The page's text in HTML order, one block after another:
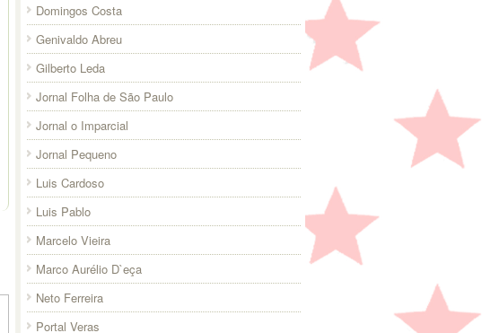
Domingos Costa
Genivaldo Abreu
Gilberto Leda
Jornal Folha de São Paulo
Jornal o Imparcial
Jornal Pequeno
Luis Cardoso
Luis Pablo
Marcelo Vieira
Marco Aurélio D`eça
Neto Ferreira
Portal Veras